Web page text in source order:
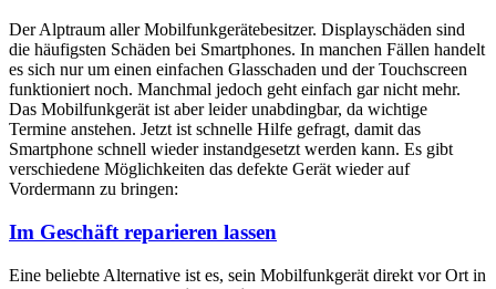
Der Alptraum aller Mobilfunkgerätebesitzer. Displayschäden sind
die häufigsten Schäden bei Smartphones. In manchen Fällen handelt
es sich nur um einen einfachen Glasschaden und der Touchscreen
funktioniert noch. Manchmal jedoch geht einfach gar nicht mehr.
Das Mobilfunkgerät ist aber leider unabdingbar, da wichtige
Termine anstehen. Jetzt ist schnelle Hilfe gefragt, damit das
Smartphone schnell wieder instandgesetzt werden kann. Es gibt
verschiedene Möglichkeiten das defekte Gerät wieder auf
Vordermann zu bringen:
Im Geschäft reparieren lassen
Eine beliebte Alternative ist es, sein Mobilfunkgerät direkt vor Ort in